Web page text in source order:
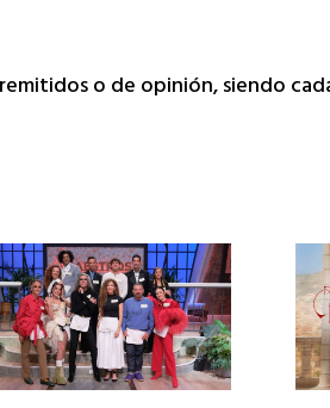
o de opinión, siendo